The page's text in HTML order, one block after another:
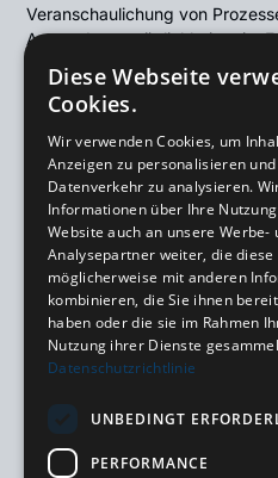
Veranschaulichung von
Anwendungsmöglichkeiten im
und in der Analyse.Sämtliche
Entscheidungen,
erfolgen ausschließlich unter
Alle veröffentlichten Inhalte –
– werden vor ihrer
freigegeben. Die inhaltliche
als Betreiber von TOUREC
Soweit Bild- oder Videoinhalte
Künstlicher Intelligenz erstellt
wurden und nach den jeweils
Vorschriften eine
erfolgt diese in unmittelbarem
jeweiligen Inhalt durch den
Die Kennzeichnung dient der
Diese Webseite
Cookies.
Wir verwenden Cookies, um
Anzeigen zu personalisieren
Datenverkehr zu analysieren.
Informationen über Ihre
Website auch an unsere Werbe-
Analysepartner weiter, die diese
möglicherweise mit anderen
kombinieren, die Sie ihnen
haben oder die sie im Rahmen
Nutzung ihrer Dienste
Datenschutzrichtlinie
UNBEDINGT
PERFORMANCE